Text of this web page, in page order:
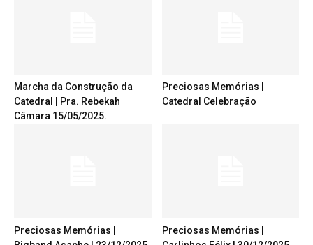
Marcha da Construção da
Catedral | Pra. Rebekah
Câmara 15/05/2025.
Preciosas Memórias |
Catedral Celebração
Preciosas Memórias |
Preciosas Memórias |